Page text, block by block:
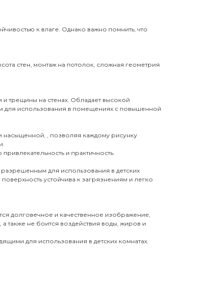
к влаге. Однако важно помнить, что
стен, монтаж на потолок, сложная геометрия
трещины на стенах. Обладает высокой
для использования в помещениях с повышенной
насыщенной, , позволяя каждому рисунку
и практичность.
для использования в детских
устойчива к загрязнениям и легко
долговечное и качественное изображение,
также не боится воздействия воды, жиров и
для использования в детских комнатах.